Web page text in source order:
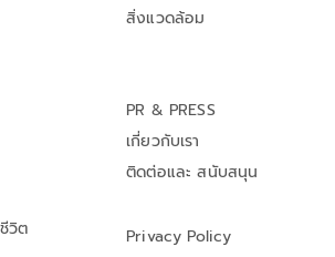
สิ่งแวดล้อม
วิต
PR & PRESS
เกี่ยวกับเรา
ติดต่อและ สนับสนุน
Privacy Policy